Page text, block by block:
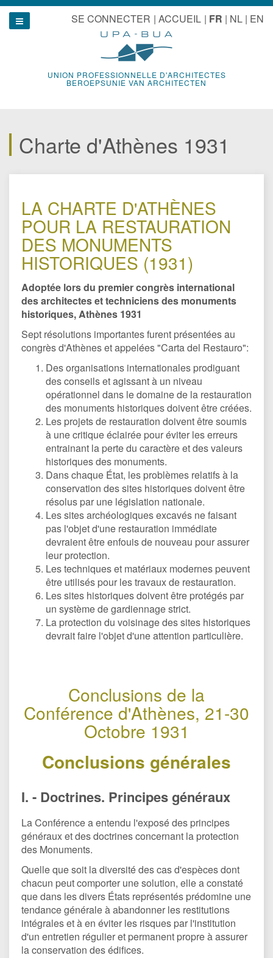
Aller
contenu
SE CONNECTER ACCUEIL FR NL EN
UNION PROFESSIONNELLE D'ARCHITECTES
BEROEPSUNIE VAN ARCHITECTEN
Show navigation
Charte d'Athènes 1931
LA CHARTE D'ATHÈNES
POUR LA RESTAURATION
DES MONUMENTS
HISTORIQUES (1931)
Adoptée lors du premier congrès international
des architectes et techniciens des monuments
historiques, Athènes 1931
Sept résolutions importantes furent présentées au
congrès d'Athènes et appelées "Carta del Restauro":
Des organisations internationales prodiguant
des conseils et agissant à un niveau
opérationnel dans le domaine de la restauration
des monuments historiques doivent être créées.
Les projets de restauration doivent être soumis
à une critique éclairée pour éviter les erreurs
entrainant la perte du caractère et des valeurs
historiques des monuments.
Dans chaque État, les problèmes relatifs à la
conservation des sites historiques doivent être
résolus par une législation nationale.
Les sites archéologiques excavés ne faisant
pas l'objet d'une restauration immédiate
devraient être enfouis de nouveau pour assurer
leur protection.
Les techniques et matériaux modernes peuvent
être utilisés pour les travaux de restauration.
Les sites historiques doivent être protégés par
un système de gardiennage strict.
La protection du voisinage des sites historiques
devrait faire l'objet d'une attention particulière.
Conclusions de la
Conférence d'Athènes, 21-30
Octobre 1931
Conclusions générales
I. - Doctrines. Principes généraux
La Conférence a entendu l'exposé des principes
généraux et des doctrines concernant la protection
des Monuments.
Quelle que soit la diversité des cas d'espèces dont
chacun peut comporter une solution, elle a constaté
que dans les divers États représentés prédomine une
tendance générale à abandonner les restitutions
intégrales et à en éviter les risques par l'institution
d'un entretien régulier et permanent propre à assurer
la conservation des édifices.